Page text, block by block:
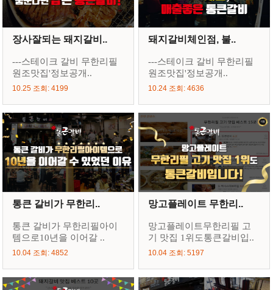
장사잘되는 돼지갈비..
---스테이크 갈비 무한리필
원조맛집'정보공개..
10.25 조회: 4199
돼지갈비체인점, 불..
---스테이크 갈비 무한리필
원조맛집'정보공개..
10.24 조회: 4636
통큰 갈비가 무한리..
통큰 갈비가 무한리필아이
템으로10년을 이어갈 ..
10.04 조회: 4852
망고플레이트 무한리..
망고플레이트무한리필 고
기 맛집 1위도통큰갈비입..
10.04 조회: 5197